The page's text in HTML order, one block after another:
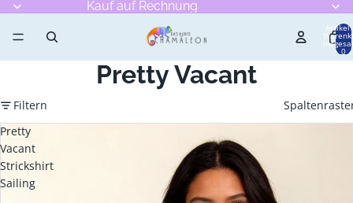
Kauf auf Rechnung
Artikel
0
Pretty Vacant
Filtern
Pretty
Vacant
Strickshirt
Sailing